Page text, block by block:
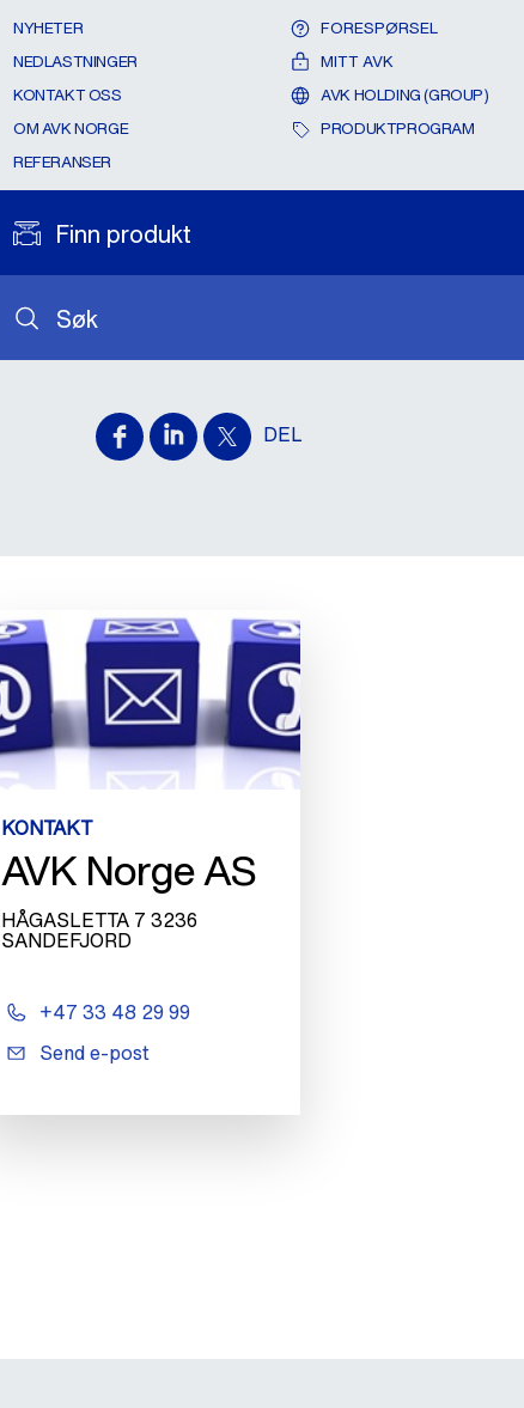
Søk
Finn produkt
NYHETER
NEDLASTNINGER
KONTAKT OSS
OM AVK NORGE
REFERANSER
FORESPØRSEL
MITT AVK
AVK HOLDING (GROUP)
PRODUKTPROGRAM
DEL
KONTAKT
AVK Norge AS
HÅGASLETTA 7 3236
SANDEFJORD
+47 33 48 29 99
Send e-post